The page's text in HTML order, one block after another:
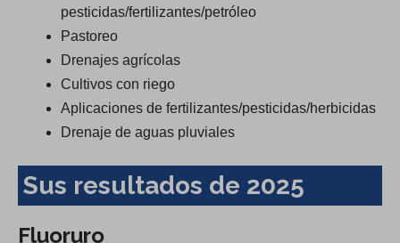
pesticidas/fertilizantes/petróleo
Pastoreo
Drenajes agrícolas
Cultivos con riego
Aplicaciones de fertilizantes/pesticidas/herbicidas
Drenaje de aguas pluviales
Sus resultados de 2025
Fluoruro